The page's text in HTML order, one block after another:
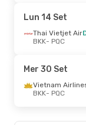
Lun 14 Set
Thai Vietjet Air
BKK- PQC
Mer 30 Set
Vietnam
BKK- PQC